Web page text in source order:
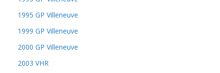
1995 GP Villeneuve
1999 GP Villeneuve
2000 GP Villeneuve
2003 VHR